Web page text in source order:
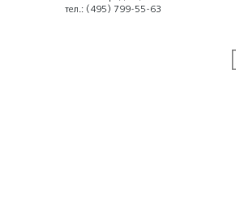
тел.: (495) 799-55-63